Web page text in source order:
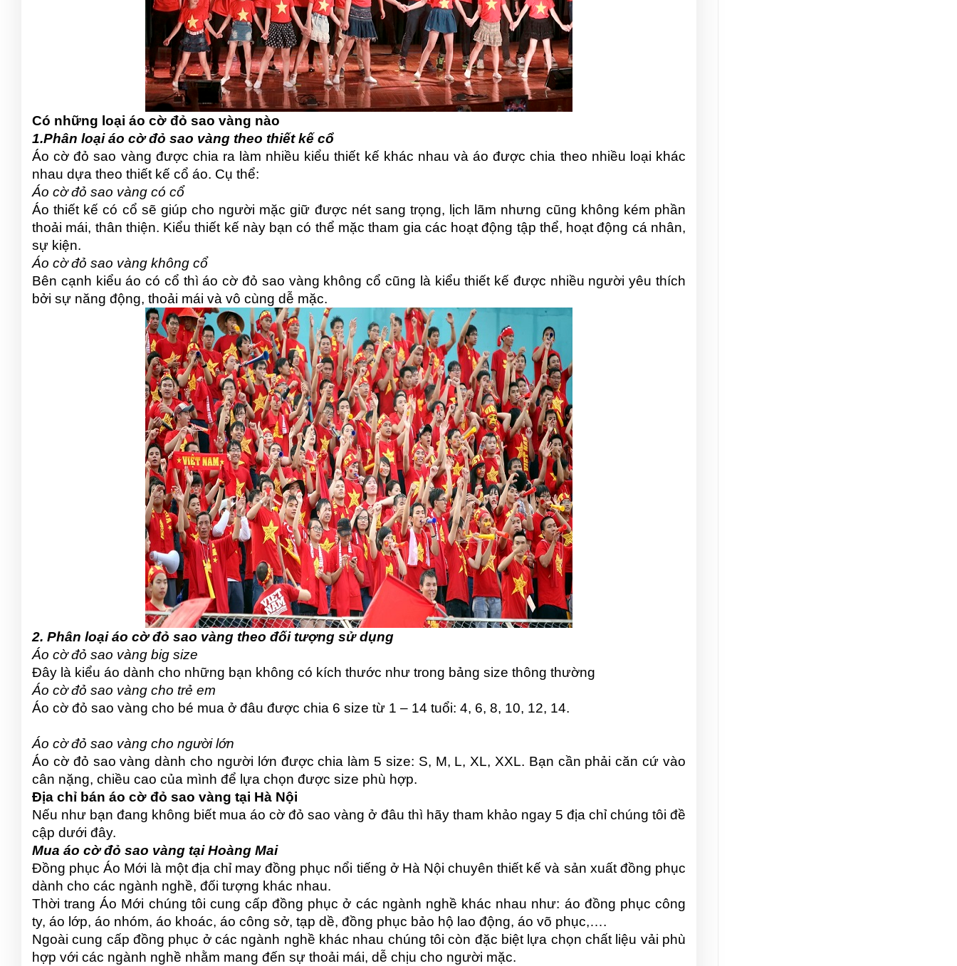
Có những loại áo cờ đỏ sao vàng nào
1.Phân loại áo cờ đỏ sao vàng theo thiết kế cổ
Áo cờ đỏ sao vàng được chia ra làm nhiều kiểu thiết kế khác nhau và áo được chia theo nhiều loại khác
nhau dựa theo thiết kế cổ áo. Cụ thể:
Áo cờ đỏ sao vàng có cổ
Áo thiết kế có cổ sẽ giúp cho người mặc giữ được nét sang trọng, lịch lãm nhưng cũng không kém phần
thoải mái, thân thiện. Kiểu thiết kế này bạn có thể mặc tham gia các hoạt động tập thể, hoạt động cá nhân,
sự kiện.
Áo cờ đỏ sao vàng không cổ
Bên cạnh kiểu áo có cổ thì áo cờ đỏ sao vàng không cổ cũng là kiểu thiết kế được nhiều người yêu thích
bởi sự năng động, thoải mái và vô cùng dễ mặc.
2. Phân loại áo cờ đỏ sao vàng theo đối tượng sử dụng
Áo cờ đỏ sao vàng big size
Đây là kiểu áo dành cho những bạn không có kích thước như trong bảng size thông thường
Áo cờ đỏ sao vàng cho trẻ em
Áo cờ đỏ sao vàng cho bé mua ở đâu được chia 6 size từ 1 – 14 tuổi: 4, 6, 8, 10, 12, 14.
Áo cờ đỏ sao vàng cho người lớn
Áo cờ đỏ sao vàng dành cho người lớn được chia làm 5 size: S, M, L, XL, XXL. Bạn cần phải căn cứ vào
cân nặng, chiều cao của mình để lựa chọn được size phù hợp.
Địa chỉ bán áo cờ đỏ sao vàng tại Hà Nội
Nếu như bạn đang không biết mua áo cờ đỏ sao vàng ở đâu thì hãy tham khảo ngay 5 địa chỉ chúng tôi đề
cập dưới đây.
Mua áo cờ đỏ sao vàng tại Hoàng Mai
Đồng phục Áo Mới là một địa chỉ may đồng phục nổi tiếng ở Hà Nội chuyên thiết kế và sản xuất đồng phục
dành cho các ngành nghề, đối tượng khác nhau.
Thời trang Áo Mới chúng tôi cung cấp đồng phục ở các ngành nghề khác nhau như: áo đồng phục công
ty, áo lớp, áo nhóm, áo khoác, áo công sở, tạp dề, đồng phục bảo hộ lao động, áo võ phục,….
Ngoài cung cấp đồng phục ở các ngành nghề khác nhau chúng tôi còn đặc biệt lựa chọn chất liệu vải phù
hợp với các ngành nghề nhằm mang đến sự thoải mái, dễ chịu cho người mặc.